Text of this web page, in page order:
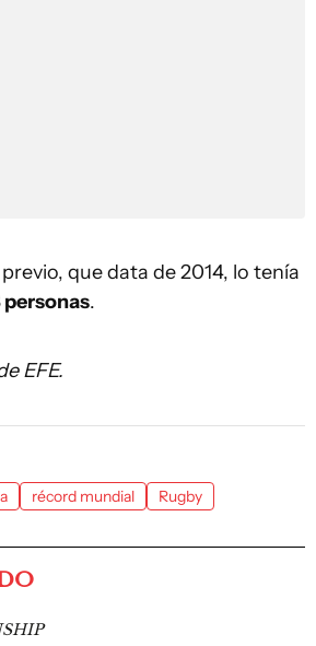
que data de 2014, lo tenía
personas.
EFE.
récord mundial Rugby